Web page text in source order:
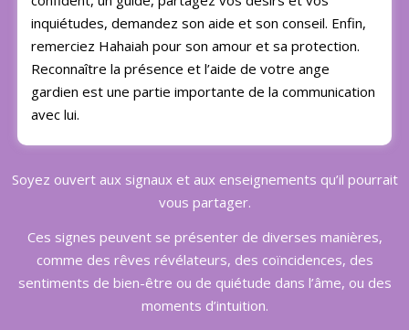
inquiétudes, demandez son aide et son conseil. Enfin,
remerciez Hahaiah pour son amour et sa protection.
Reconnaître la présence et l’aide de votre ange
gardien est une partie importante de la communication
avec lui.
Soyez ouvert aux signaux et aux enseignements qu’il pourrait
vous partager.
Ces signes peuvent se présenter de diverses manières,
comme des rêves révélateurs, des coïncidences, des
sentiments de bien-être ou de quiétude dans l’âme, ou des
moments d’intuition.